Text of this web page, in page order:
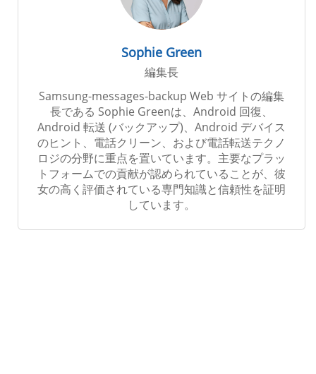
Sophie Green
編集長
Samsung-messages-backup Web サイトの編集
長である Sophie Greenは、Android 回復、
Android 転送 (バックアップ)、Android デバイス
のヒント、電話クリーン、および電話転送テクノ
ロジの分野に重点を置いています。主要なプラッ
トフォームでの貢献が認められていることが、彼
女の高く評価されている専門知識と信頼性を証明
しています。